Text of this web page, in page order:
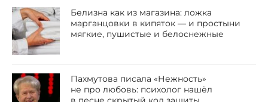
Белизна как из магазина: ложка
марганцовки в кипяток — и простыни
мягкие, пушистые и белоснежные
Пахмутова писала «Нежность»
не про любовь: психолог нашёл